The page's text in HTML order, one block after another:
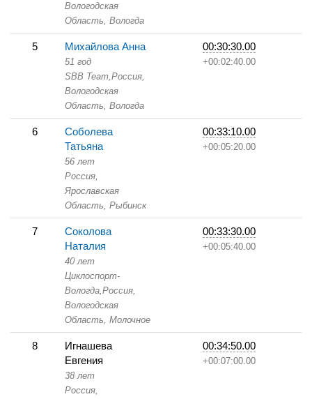
Вологодская
Область, Вологда
5 Михайлова Анна
51 год
SBB Team,Россия,
Вологодская
Область, Вологда
00:30:30.00
+00:02:40.00
6
Соболева
Татьяна
56 лет
Россия,
Ярославская
Область, Рыбинск
00:33:10.00
+00:05:20.00
7
Соколова
Наталия
40 лет
Циклоспорт-
Вологда,Россия,
Вологодская
Область, Молочное
00:33:30.00
+00:05:40.00
8
Игнашева
Евгения
38 лет
Россия,
00:34:50.00
+00:07:00.00